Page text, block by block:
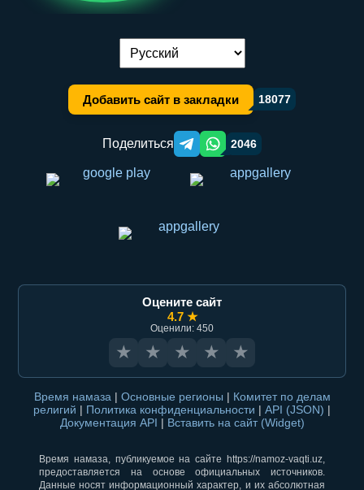
Переключение языка:
Добавить сайт в закладки 18077
Поделиться Telegram orqali ulashish
WhatsApp orqali ulashish
2046
Оцените сайт
4.7 ★
Оценили: 450
★ ★ ★ ★ ★
Время намаза | Основные регионы | Комитет по делам
религий | Политика конфиденциальности | API (JSON) |
Документация API | Вставить на сайт (Widget)
Время намаза, публикуемое на сайте https://namoz-vaqti.uz,
предоставляется на основе официальных источников.
Данные носят информационный характер, и их абсолютная